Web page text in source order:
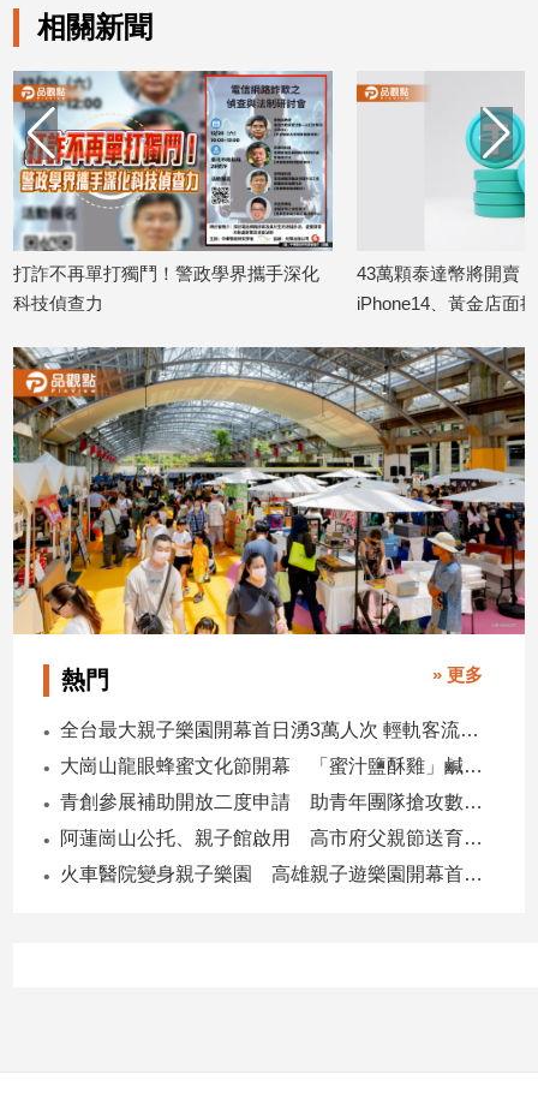
活
築/
室
內
設
計
旅
遊/
美
食
座/
命
理
消
費
健
康/
親
子/
感
／
／
推
相關新聞
打獨鬥！警政學界攜手深化
43萬顆泰達幣將開賣！桃園法拍
iPhone14、黃金店面搶翻天
熱門 » 更多
全台最大親子樂園開幕首日湧3萬人次 輕軌客流增20倍
大崗山龍眼蜂蜜文化節開幕 「蜜汁鹽酥雞」鹹甜跨界搶話題
青創參展補助開放二度申請 助青年團隊搶攻數位轉型商機
阿蓮崗山公托、親子館啟用 高市府父親節送育兒暖禮
火車醫院變身親子樂園 高雄親子遊樂園開幕首日爆棚